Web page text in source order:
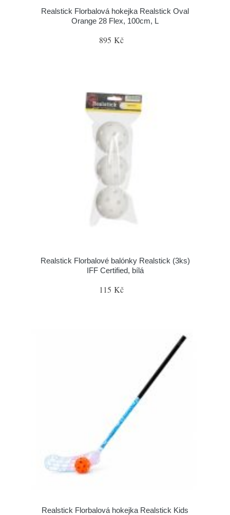
Realstick Florbalová hokejka Realstick Oval
Orange 28 Flex, 100cm, L
895 Kč
Realstick Florbalové balónky Realstick (3ks)
IFF Certified, bílá
115 Kč
Realstick Florbalová hokejka Realstick Kids